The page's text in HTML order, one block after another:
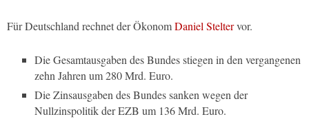
Für Deutschland rechnet der ÖkonomDaniel Steltervor.
Die Gesamtausgaben des Bundes stiegen in den vergangenen
zehn Jahren um 280 Mrd. Euro.
Die Zinsausgaben des Bundes sanken wegen der
Nullzinspolitik der EZB um 136 Mrd. Euro.